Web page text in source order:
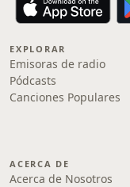
EXPLORAR
Emisoras de radio
Pódcasts
Canciones Populares
ACERCA DE
Acerca de Nosotros